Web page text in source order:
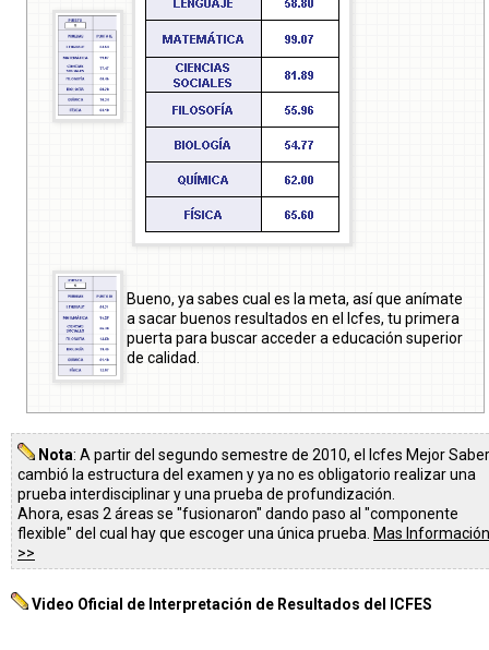
Bueno, ya sabes cual es la meta, así que anímate
a sacar buenos resultados en el Icfes, tu primera
puerta para buscar acceder a educación superior
de calidad.
Nota: A partir del segundo semestre de 2010, el Icfes Mejor Saber
cambió la estructura del examen y ya no es obligatorio realizar una
prueba interdisciplinar y una prueba de profundización.
Ahora, esas 2 áreas se "fusionaron" dando paso al "componente
flexible" del cual hay que escoger una única prueba. Mas Información
>>
Video Oficial de Interpretación de Resultados del ICFES